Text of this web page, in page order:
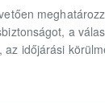
a
az időjárási